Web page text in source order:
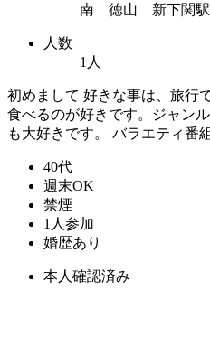
南 徳山 新下関駅
人数
1人
初めまして 好きな事は、旅行
食べるのが好きです。ジャン
も大好きです。 バラエティ番
40代
週末OK
禁煙
1人参加
婚歴あり
本人確認済み